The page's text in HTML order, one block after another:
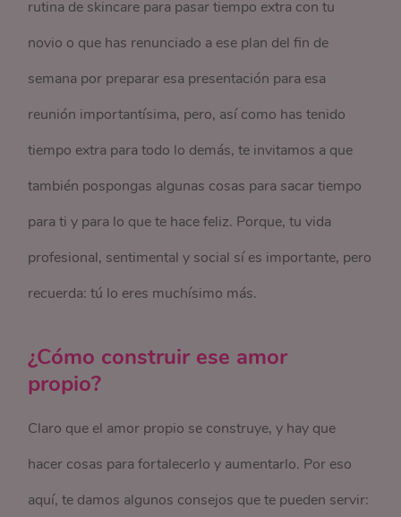
rutina de skincare para pasar tiempo extra con tu
novio o que has renunciado a ese plan del fin de
semana por preparar esa presentación para esa
reunión importantísima, pero, así como has tenido
tiempo extra para todo lo demás, te invitamos a que
también pospongas algunas cosas para sacar tiempo
para ti y para lo que te hace feliz. Porque, tu vida
profesional, sentimental y social sí es importante, pero
recuerda: tú lo eres muchísimo más.
¿Cómo construir ese amor
propio?
Claro que el amor propio se construye, y hay que
hacer cosas para fortalecerlo y aumentarlo. Por eso
aquí, te damos algunos consejos que te pueden servir: